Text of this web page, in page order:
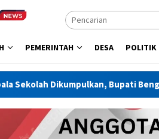
PEMERINTAH DESA POLITIK
Bupati Bengkulu Tengah